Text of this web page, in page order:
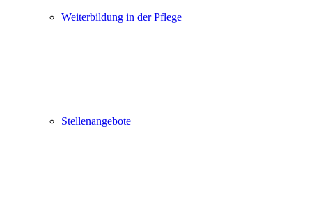
Weiterbildung in der Pflege
Stellenangebote